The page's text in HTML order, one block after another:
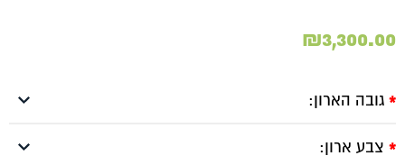
₪3,300.00
* גובה הארון:
* צבע ארון: